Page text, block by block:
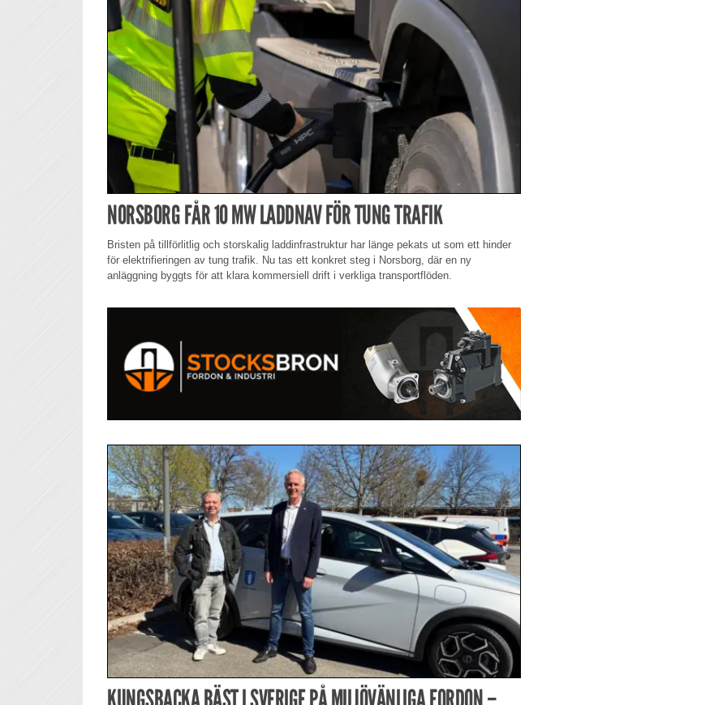
NORSBORG FÅR 10 MW LADDNAV FÖR TUNG TRAFIK
Bristen på tillförlitlig och storskalig laddinfrastruktur har länge pekats ut som ett hinder
för elektrifieringen av tung trafik. Nu tas ett konkret steg i Norsborg, där en ny
anläggning byggts för att klara kommersiell drift i verkliga transportflöden.